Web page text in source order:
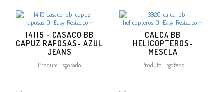
14115 - CASACO BB
CAPUZ RAPOSAS- AZUL
JEANS
Produto Esgotado
CALCA BB
HELICOPTEROS-
MESCLA
Produto Esgotado